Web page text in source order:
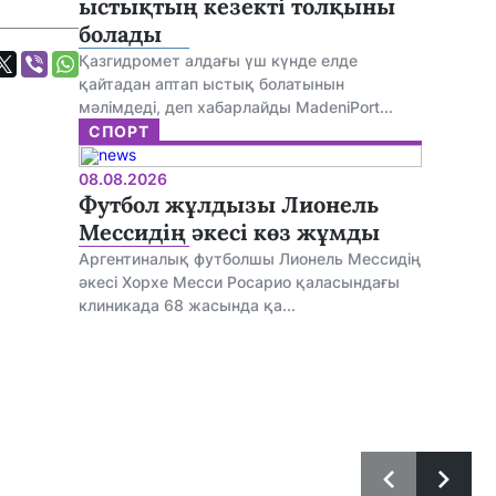
ыстықтың кезекті толқыны
болады
Қазгидромет алдағы үш күнде елде
қайтадан аптап ыстық болатынын
мәлімдеді, деп хабарлайды MadeniPort...
СПОРТ
08.08.2026
Футбол жұлдызы Лионель
Мессидің әкесі көз жұмды
Аргентиналық футболшы Лионель Мессидің
әкесі Хорхе Месси Росарио қаласындағы
клиникада 68 жасында қа...